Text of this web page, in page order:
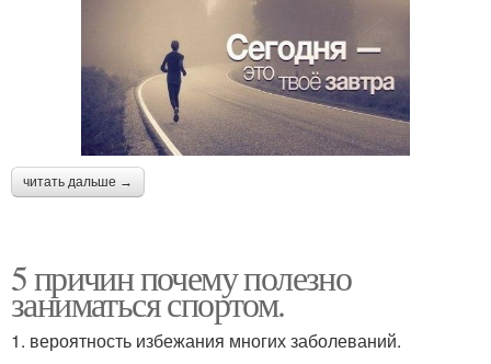
читать дальше →
5 причин почему полезно
заниматься спортом.
1. вероятность избежания многих заболеваний.